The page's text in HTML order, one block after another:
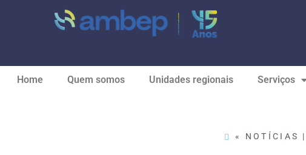
Home Quem somos Unidades regionais Serviços
« NOTÍCIAS |